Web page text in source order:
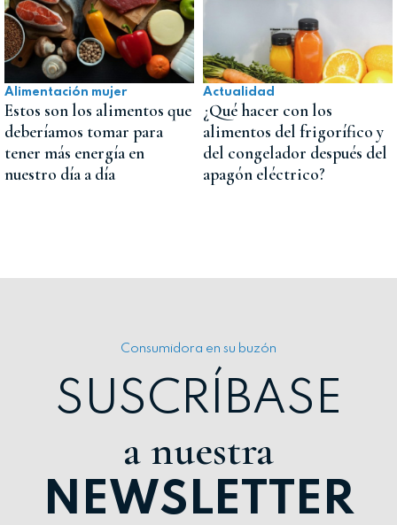
Alimentación mujer
Estos son los alimentos que
deberíamos tomar para
tener más energía en
nuestro día a día
Actualidad
¿Qué hacer con los
alimentos del frigorífico y
del congelador después del
apagón eléctrico?
Consumidora en su buzón
SUSCRÍBASE
a nuestra
NEWSLETTER